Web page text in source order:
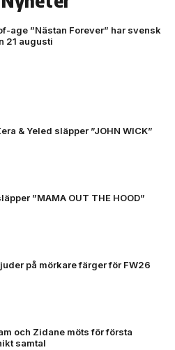
age ”Nästan Forever” har svensk
21 augusti
& Yeled släpper ”JOHN WICK”
”MAMA OUT THE HOOD”
på mörkare färger för FW26
och Zidane möts för första
samtal